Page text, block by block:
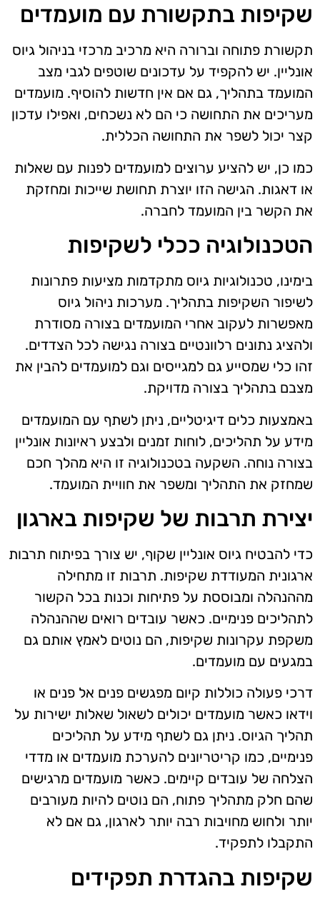
שקיפות בתקשורת עם מועמדים
תקשורת פתוחה וברורה היא מרכיב מרכזי בניהול גיוס
אונליין. יש להקפיד על עדכונים שוטפים לגבי מצב
המועמד בתהליך, גם אם אין חדשות להוסיף. מועמדים
מעריכים את התחושה כי הם לא נשכחים, ואפילו עדכון
קצר יכול לשפר את התחושה הכללית.
כמו כן, יש להציע ערוצים למועמדים לפנות עם שאלות
או דאגות. הגישה הזו יוצרת תחושת שייכות ומחזקת
את הקשר בין המועמד לחברה.
הטכנולוגיה ככלי לשקיפות
בימינו, טכנולוגיות גיוס מתקדמות מציעות פתרונות
לשיפור השקיפות בתהליך. מערכות ניהול גיוס
מאפשרות לעקוב אחרי המועמדים בצורה מסודרת
ולהציג נתונים רלוונטיים בצורה נגישה לכל הצדדים.
זהו כלי שמסייע גם למגייסים וגם למועמדים להבין את
מצבם בתהליך בצורה מדויקת.
באמצעות כלים דיגיטליים, ניתן לשתף עם המועמדים
מידע על תהליכים, לוחות זמנים ולבצע ראיונות אונליין
בצורה נוחה. השקעה בטכנולוגיה זו היא מהלך חכם
שמחזק את התהליך ומשפר את חוויית המועמד.
יצירת תרבות של שקיפות בארגון
כדי להבטיח גיוס אונליין שקוף, יש צורך בפיתוח תרבות
ארגונית המעודדת שקיפות. תרבות זו מתחילה
מההנהלה ומבוססת על פתיחות וכנות בכל הקשור
לתהליכים פנימיים. כאשר עובדים רואים שההנהלה
משקפת עקרונות שקיפות, הם נוטים לאמץ אותם גם
במגעים עם מועמדים.
דרכי פעולה כוללות קיום מפגשים פנים אל פנים או
וידאו כאשר מועמדים יכולים לשאול שאלות ישירות על
תהליך הגיוס. ניתן גם לשתף מידע על תהליכים
פנימיים, כמו קריטריונים להערכת מועמדים או מדדי
הצלחה של עובדים קיימים. כאשר מועמדים מרגישים
שהם חלק מתהליך פתוח, הם נוטים להיות מעורבים
יותר ולחוש מחויבות רבה יותר לארגון, גם אם לא
התקבלו לתפקיד.
שקיפות בהגדרת תפקידים